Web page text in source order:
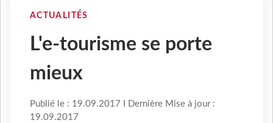
ACTUALITÉS
L'e-tourisme se porte
mieux
Publié le : 19.09.2017 I Dernière Mise à jour :
19.09.2017